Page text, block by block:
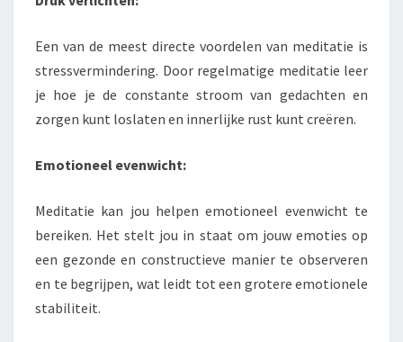
Een van de meest directe voordelen van meditatie is
stressvermindering. Door regelmatige meditatie leer
je hoe je de constante stroom van gedachten en
zorgen kunt loslaten en innerlijke rust kunt creëren.
Emotioneel evenwicht:
Meditatie kan jou helpen emotioneel evenwicht te
bereiken. Het stelt jou in staat om jouw emoties op
een gezonde en constructieve manier te observeren
en te begrijpen, wat leidt tot een grotere emotionele
stabiliteit.